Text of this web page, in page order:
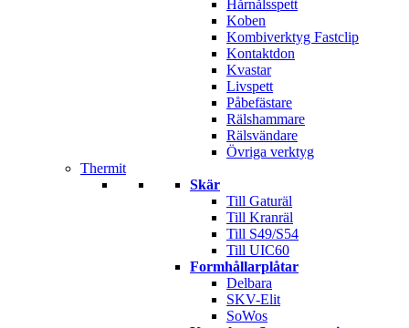
Hårnålsspett
Koben
Kombiverktyg Fastclip
Kontaktdon
Kvastar
Livspett
Påbefästare
Rälshammare
Rälsvändare
Övriga verktyg
Thermit
Skär
Till Gaturäl
Till Kranräl
Till S49/S54
Till UIC60
Formhållarplåtar
Delbara
SKV-Elit
SoWos